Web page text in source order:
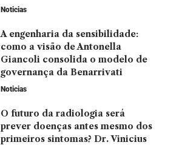
Noticias
A engenharia da sensibilidade:
como a visão de Antonella
Giancoli consolida o modelo de
governança da Benarrivati
Noticias
O futuro da radiologia será
prever doenças antes mesmo dos
primeiros sintomas? Dr. Vinicius